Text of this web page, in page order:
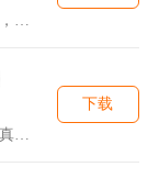
《思仙》是一款经典回合制手游，游戏打造了轻松休闲的游戏模式，...
)
下载